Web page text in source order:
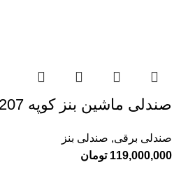
صندلی ماشین بنز کوپه 207
صندلی برقی, صندلی بنز
119,000,000 تومان